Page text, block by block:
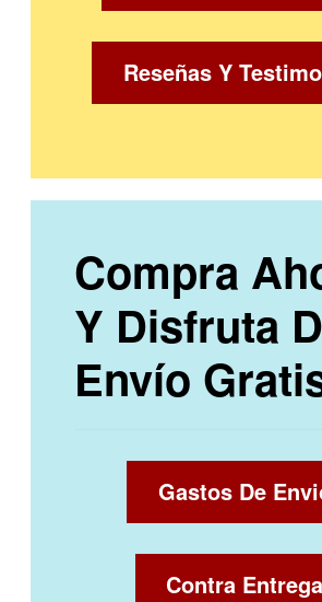
Reseñas Y
Compra
Y Disfruta
Envío
Gastos De
Contra Entrega